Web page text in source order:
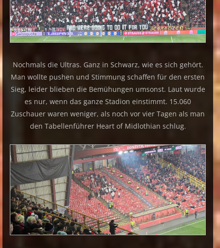
Nochmals die Ultras. Ganz in Schwarz, wie es sich gehört.
Man wollte pushen und Stimmung schaffen für den ersten
Sieg, leider blieben die Bemühungen umsonst. Laut wurde
es nur, wenn das ganze Stadion einstimmt. 15.060
Zuschauer waren weniger, als noch vor vier Tagen als man
den Tabellenführer Heart of Midlothian schlug.